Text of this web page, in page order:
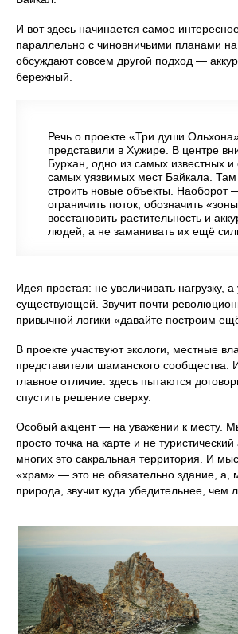
И вот здесь начинается самое
параллельно с чиновничьими планами
обсуждают совсем другой подход —
бережный.
Речь о проекте «Три души
представили в Хужире. В центре
Бурхан, одно из самых известных
самых уязвимых мест Байкала.
строить новые объекты. Наоборот
ограничить поток, обозначить
восстановить растительность и
людей, а не заманивать их ещё
Идея простая: не увеличивать нагрузку,
существующей. Звучит почти
привычной логики «давайте построим
В проекте участвуют экологи, местные
представители шаманского сообщества.
главное отличие: здесь пытаются
спустить решение сверху.
Особый акцент — на уважении к месту.
просто точка на карте и не
многих это сакральная территория. И
«храм» — это не обязательно здание, а,
природа, звучит куда убедительнее, чем